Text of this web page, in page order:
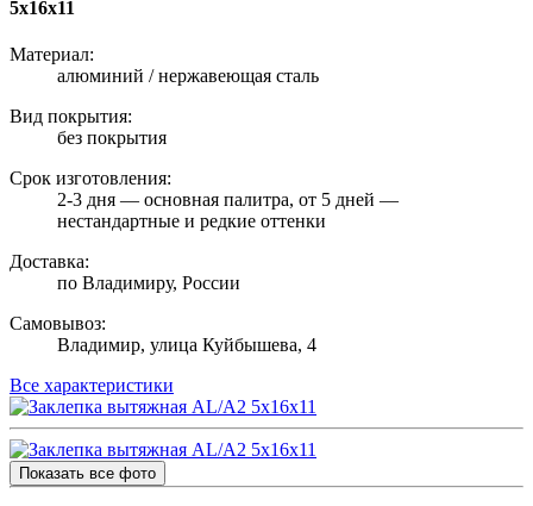
5х16х11
Материал:
алюминий / нержавеющая сталь
Вид покрытия:
без покрытия
Срок изготовления:
2-3 дня — основная палитра, от 5 дней —
нестандартные и редкие оттенки
Доставка:
по Владимиру, России
Самовывоз:
Владимир, улица Куйбышева, 4
Все характеристики
Показать все фото